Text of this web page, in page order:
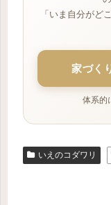
「いま自分がど
家づく
体系的
いえのコダワリ